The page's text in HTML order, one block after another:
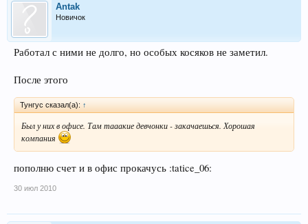
Antak
Новичок
Работал с ними не долго, но особых косяков не заметил.
После этого
Тунгус сказал(а): ↑
Был у них в офисе. Там тааакие девчонки - закачаешься. Хорошая
компания
пополню счет и в офис прокачусь :tatice_06:
30 июл 2010